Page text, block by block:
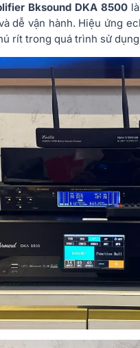
Bksound DKA 8500
dễ vận hành. Hiệu ứng
rít trong quá trình sử